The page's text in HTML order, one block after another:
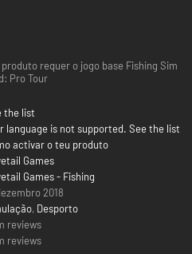
requer o jogo base Fishing Sim
Pro Tour
the list
language is not supported. See the list
activar o teu produto
Games
Games - Fishing
2018
, Desporto
reviews
reviews